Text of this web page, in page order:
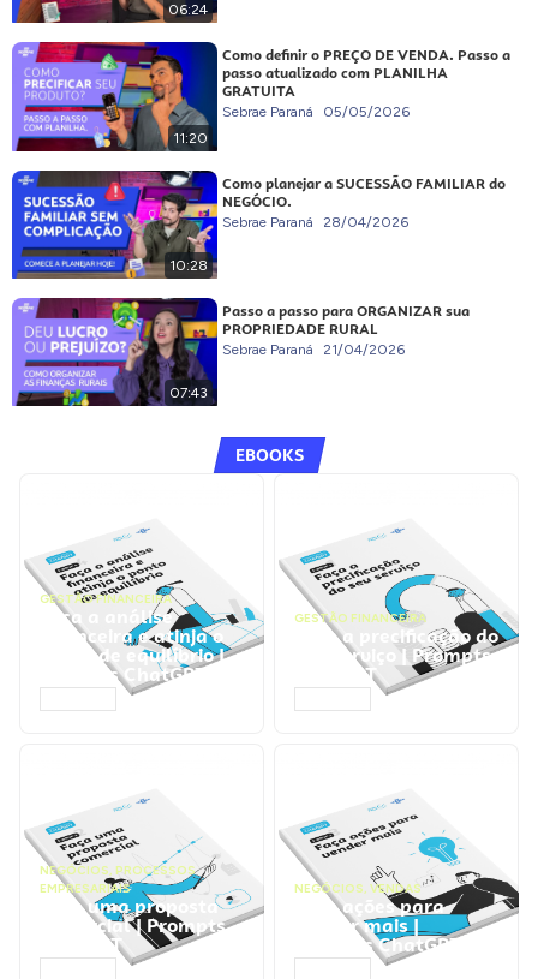
06:24
11:20
Como definir o PREÇO DE VENDA. Passo a
passo atualizado com PLANILHA
GRATUITA
Sebrae Paraná 05/05/2026
10:28
Como planejar a SUCESSÃO FAMILIAR do
NEGÓCIO.
Sebrae Paraná 28/04/2026
07:43
Passo a passo para ORGANIZAR sua
PROPRIEDADE RURAL
Sebrae Paraná 21/04/2026
EBOOKS
GESTÃO FINANCEIRA
Faça a análise
financeira e atinja o
ponto de equilíbrio |
Prompts ChatGPT
GESTÃO FINANCEIRA
Faça a precificação do
seu serviço | Prompts
ChatGPT
NEGÓCIOS, PROCESSOS
EMPRESARIAIS
Faça uma proposta
comercial | Prompts
ChatGPT
NEGÓCIOS, VENDAS
Faça ações para
vender mais |
Prompts ChatGPT